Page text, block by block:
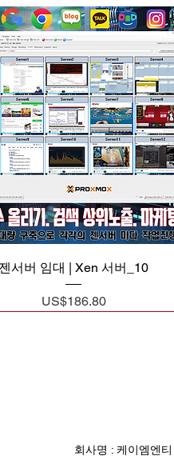
제품보기
젠서버 임대 | Xen 서버_10
가격
US$186.80
회사명 : 케이엠엔